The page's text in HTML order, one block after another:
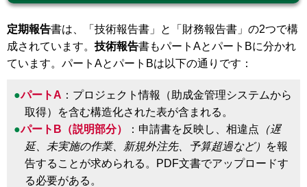
定期報告書は、「技術報告書」と「財務報告書」の2つで構
成されています。 技術報告書もパートAとパートBに分かれ
ています。パートAとパートBは以下の通りです：
パートA ：プロジェクト情報（助成金管理システムから
取得）を含む構造化された表が含まれる。
パートB（説明部分）
：申請書を反映し、相違点 （遅
延、未実施の作業、新規外注先、予算超過など）
を報
告することが求められる。PDF文書でアップロードす
る必要がある。